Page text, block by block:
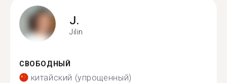
J.
Jilin
СВОБОДНЫЙ
китайский (упрощенный)